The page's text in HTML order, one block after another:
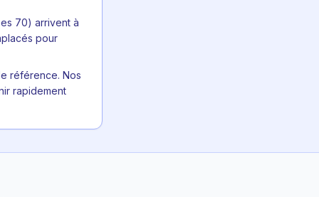
70) arrivent à
pour
référence. Nos
rapidement